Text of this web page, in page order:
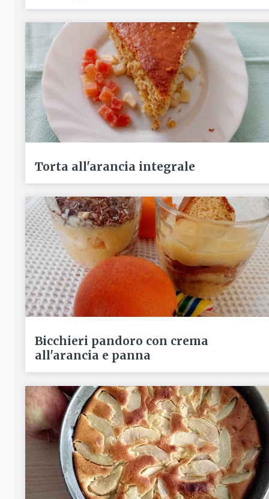
Torta all'arancia integrale
Bicchieri pandoro con crema
all'arancia e panna